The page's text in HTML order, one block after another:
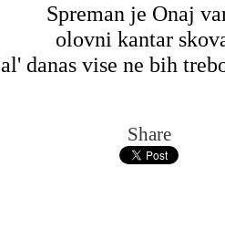
Spreman je Onaj
olovni kantar
al' danas vise ne bih
Share